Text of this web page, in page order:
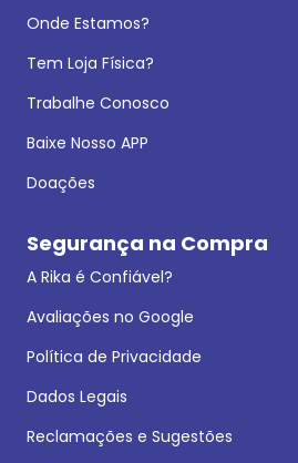
Onde Estamos?
Tem Loja Física?
Trabalhe Conosco
Baixe Nosso APP
Doações
Segurança na Compra
A Rika é Confiável?
Avaliações no Google
Política de Privacidade
Dados Legais
Reclamações e Sugestões